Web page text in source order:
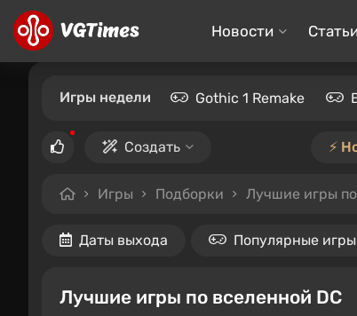
Новости
Игры недели Gothic 1 Remake
Создать ⚡️
Игры Подборки Лучшие игры
Даты выхода Популярные игры
Лучшие игры по вселенной DC